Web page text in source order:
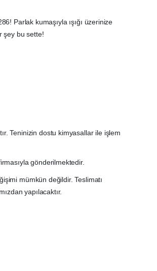
Parlak kumaşıyla ışığı üzerinize
şey bu sette!
Teninizin dostu kimyasallar ile işlem
gönderilmektedir.
mümkün değildir. Teslimatı
yapılacaktır.